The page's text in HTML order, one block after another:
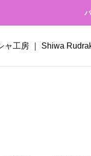
ャ工房 ｜ Shiwa